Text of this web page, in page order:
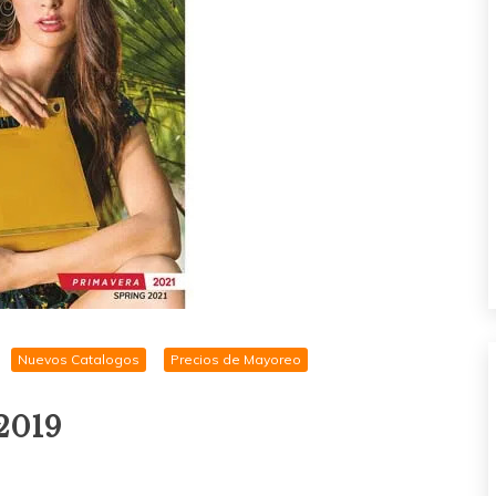
Nuevos Catalogos Precios de Mayoreo